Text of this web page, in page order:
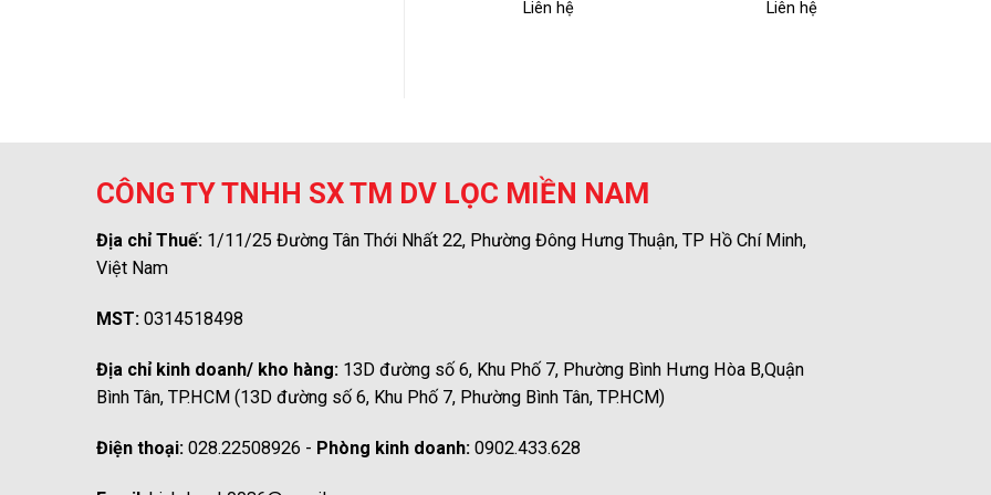
Liên hệ
Liên hệ
CÔNG TY TNHH SX TM DV LỌC MIỀN NAM
Địa chỉ Thuế: 1/11/25 Đường Tân Thới Nhất 22, Phường Đông Hưng Thuận, TP Hồ Chí Minh,
Việt Nam
MST: 0314518498
Địa chỉ kinh doanh/ kho hàng: 13D đường số 6, Khu Phố 7, Phường Bình Hưng Hòa B,Quận
Bình Tân, TP.HCM (13D đường số 6, Khu Phố 7, Phường Bình Tân, TP.HCM)
Điện thoại: 028.22508926 - Phòng kinh doanh: 0902.433.628